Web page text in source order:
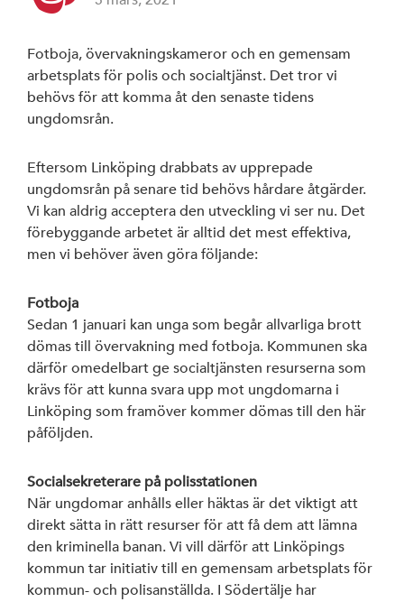
S-föreningar
SSU Linköping
Linköpings
Region
Riksdagen
av Rystad
Fotboja, övervakningskameror och en gemensam
arbetsplats för polis och socialtjänst. Det tror vi
behövs för att komma åt den senaste tidens
ungdomsrån.
Eftersom Linköping drabbats av upprepade
ungdomsrån på senare tid behövs hårdare åtgärder.
Vi kan aldrig acceptera den utveckling vi ser nu. Det
förebyggande arbetet är alltid det mest effektiva,
men vi behöver även göra följande:
Fotboja
Sedan 1 januari kan unga som begår allvarliga brott
dömas till övervakning med fotboja. Kommunen ska
därför omedelbart ge socialtjänsten resurserna som
krävs för att kunna svara upp mot ungdomarna i
Linköping som framöver kommer dömas till den här
påföljden.
Socialsekreterare på polisstationen
När ungdomar anhålls eller häktas är det viktigt att
direkt sätta in rätt resurser för att få dem att lämna
den kriminella banan. Vi vill därför att Linköpings
kommun tar initiativ till en gemensam arbetsplats för
kommun- och polisanställda. I Södertälje har